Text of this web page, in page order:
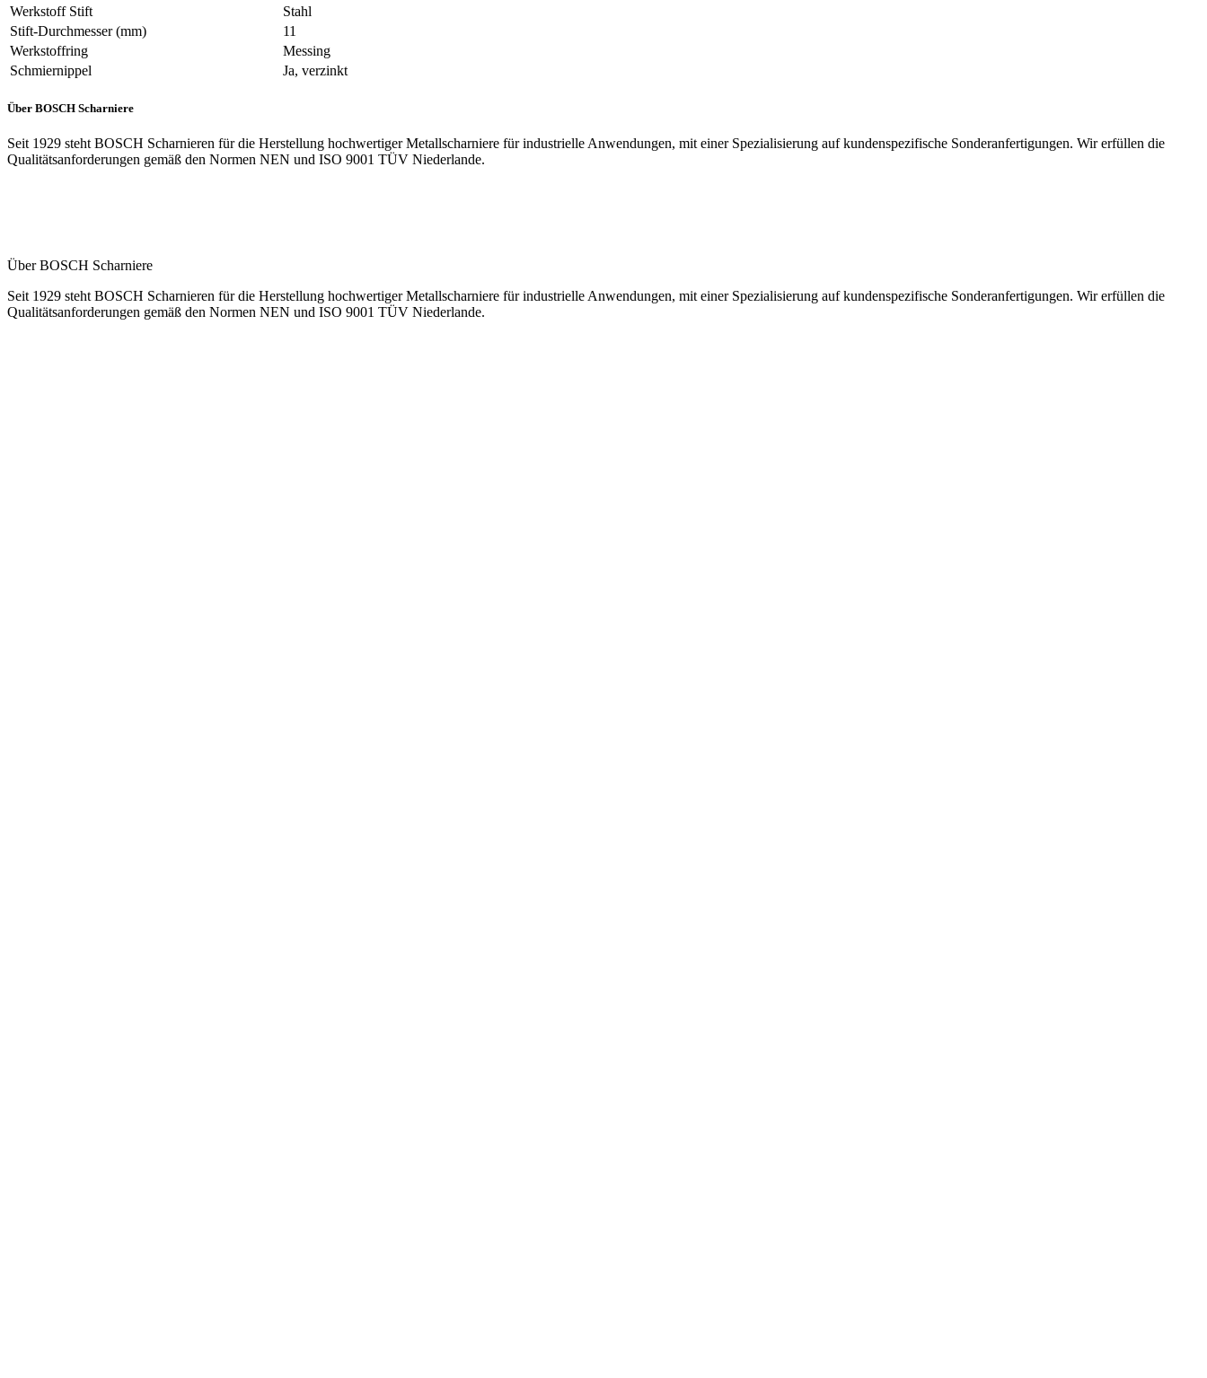
Werkstoff Stift
Stahl
Stift-Durchmesser (mm)
11
Werkstoffring
Messing
Schmiernippel
Ja, verzinkt
Über BOSCH Scharniere
Seit 1929 steht BOSCH Scharnieren für die Herstellung hochwertiger Metallscharniere für industrielle Anwendungen, mit einer Spezialisierung auf kundenspezifische Sonderanfertigungen. Wir erfüllen die
Qualitätsanforderungen gemäß den Normen NEN und ISO 9001 TÜV Niederlande.
Über BOSCH Scharniere
Seit 1929 steht BOSCH Scharnieren für die Herstellung hochwertiger Metallscharniere für industrielle Anwendungen, mit einer Spezialisierung auf kundenspezifische Sonderanfertigungen. Wir erfüllen die
Qualitätsanforderungen gemäß den Normen NEN und ISO 9001 TÜV Niederlande.